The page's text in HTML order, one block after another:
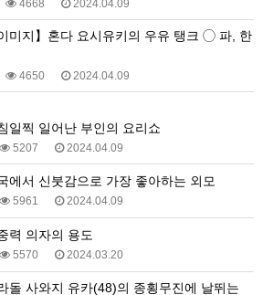
4668 2024.04.09
4650 2024.04.09
일찍 일어난 부인의 요리쇼
5207 2024.04.09
에서 신붓감으로 가장 좋아하는 외모
5961 2024.04.09
력 의자의 용도
5570 2024.03.20